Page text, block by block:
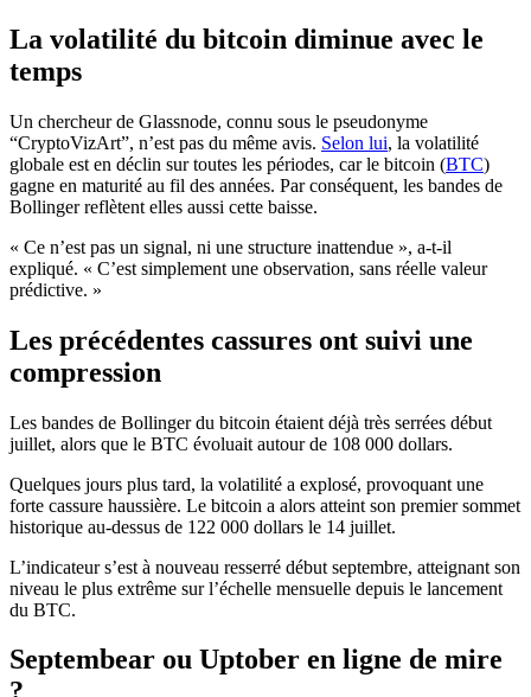
La volatilité du bitcoin diminue avec le
temps
Un chercheur de Glassnode, connu sous le pseudonyme
“CryptoVizArt”, n’est pas du même avis. Selon lui, la volatilité
globale est en déclin sur toutes les périodes, car le bitcoin (BTC)
gagne en maturité au fil des années. Par conséquent, les bandes de
Bollinger reflètent elles aussi cette baisse.
« Ce n’est pas un signal, ni une structure inattendue », a-t-il
expliqué. « C’est simplement une observation, sans réelle valeur
prédictive. »
Les précédentes cassures ont suivi une
compression
Les bandes de Bollinger du bitcoin étaient déjà très serrées début
juillet, alors que le BTC évoluait autour de 108 000 dollars.
Quelques jours plus tard, la volatilité a explosé, provoquant une
forte cassure haussière. Le bitcoin a alors atteint son premier sommet
historique au-dessus de 122 000 dollars le 14 juillet.
L’indicateur s’est à nouveau resserré début septembre, atteignant son
niveau le plus extrême sur l’échelle mensuelle depuis le lancement
du BTC.
Septembear ou Uptober en ligne de mire